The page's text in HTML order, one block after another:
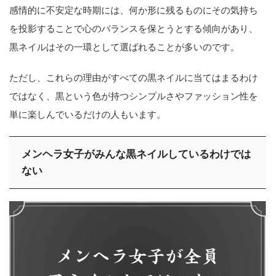
感情的に不安定な時期には、何か形に残るものにその気持ち
を投影することで心のバランスを保とうとする傾向があり、
黒ネイルはその一環として選ばれることが多いのです。
ただし、これらの理由がすべての黒ネイルに当てはまるわけ
ではなく、黒という色が持つシンプルさやファッション性を
単に楽しんでいるだけの人もいます。
メンヘラ女子がみんな黒ネイルしているわけでは
ない